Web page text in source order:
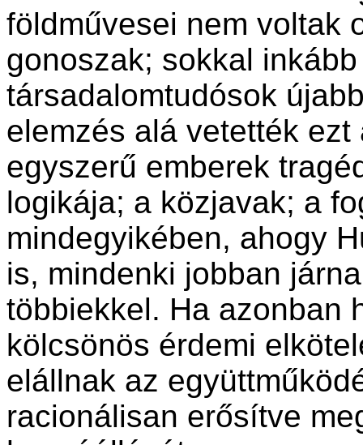
földművesei nem voltak
gonoszak; sokkal
társadalomtudósok
elemzés alá vetették
egyszerű emberek
logikája; a közjavak; a
mindegyikében, ahogy
is, mindenki jobban
többiekkel. Ha azonban
kölcsönös érdemi
elállnak az
racionálisan erősítve